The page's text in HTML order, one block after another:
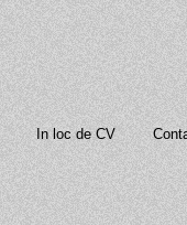
In loc de CV